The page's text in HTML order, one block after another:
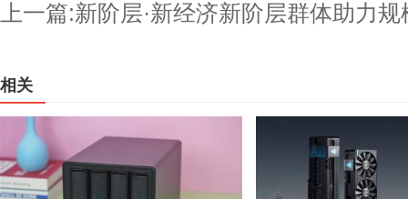
上一篇:新阶层·新经济新阶层群体助力
相关